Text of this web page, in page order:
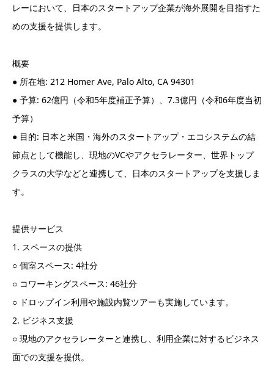
レーにおいて、日本のスタートアップ企業が海外展開を目指すた
めの支援を提供します。
概要
● 所在地: 212 Homer Ave, Palo Alto, CA 94301
● 予算: 62億円（令和5年度補正予算）、7.3億円（令和6年度当初
予算）
● 目的: 日本と米国・海外のスタートアップ・エコシステムの結
節点として機能し、現地のVCやアクセラレーター、世界トップ
クラスの大学などと連携して、日本のスタートアップを支援しま
す。
提供サービス
1. スペースの提供
○ 個室スペース: 4社分
○ コワーキングスペース: 46社分
○ ドロップイン利用や施設内覧ツアーも実施しています。
2. ビジネス支援
○ 現地のアクセラレーターと連携し、利用企業に対するビジネス
面での支援を提供。